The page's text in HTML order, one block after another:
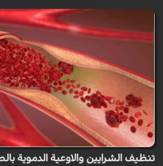
تنظيف الشرايين والاوعية الدموية